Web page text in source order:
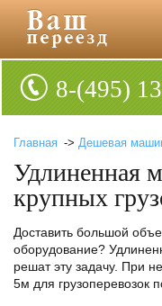
8-(495)
Главная -> Дешевая
Удлиненная
крупных
Доставить большой
оборудование?
решат эту задачу. При
5м для грузоперевозок